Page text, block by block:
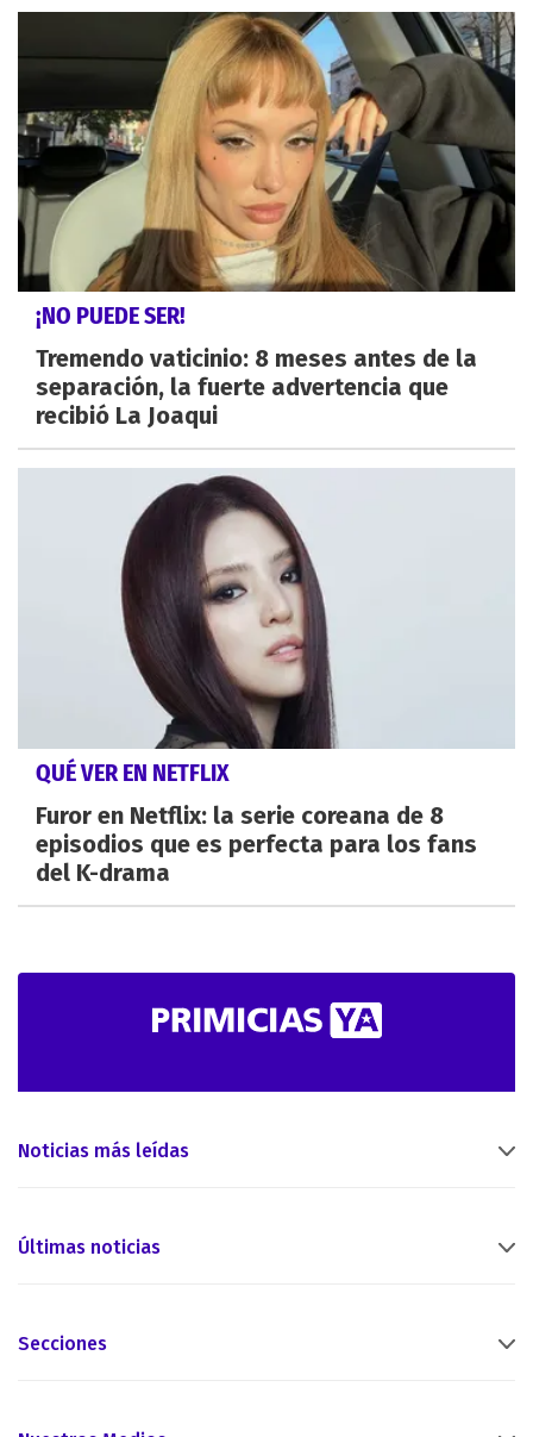
¡NO PUEDE SER!
Tremendo vaticinio: 8 meses antes de la
separación, la fuerte advertencia que
recibió La Joaqui
QUÉ VER EN NETFLIX
Furor en Netflix: la serie coreana de 8
episodios que es perfecta para los fans
del K-drama
Noticias más leídas
Últimas noticias
Secciones